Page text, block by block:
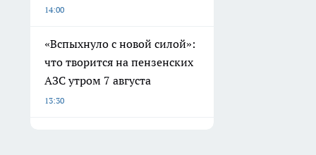
14:00
«Вспыхнуло с новой силой»:
что творится на пензенских
АЗС утром 7 августа
13:30